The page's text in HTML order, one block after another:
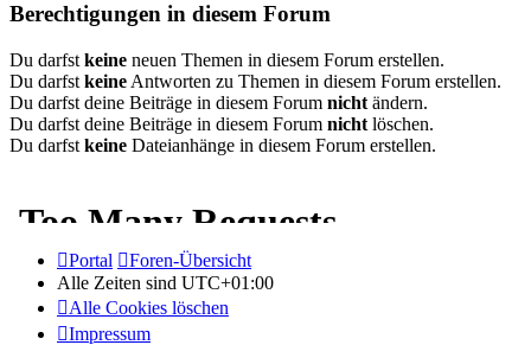
Berechtigungen in diesem Forum
Du darfst keine neuen Themen in diesem Forum erstellen.
Du darfst keine Antworten zu Themen in diesem Forum erstellen.
Du darfst deine Beiträge in diesem Forum nicht ändern.
Du darfst deine Beiträge in diesem Forum nicht löschen.
Du darfst keine Dateianhänge in diesem Forum erstellen.
Portal
Foren-Übersicht
Alle Zeiten sind UTC+01:00
Alle Cookies löschen
Impressum